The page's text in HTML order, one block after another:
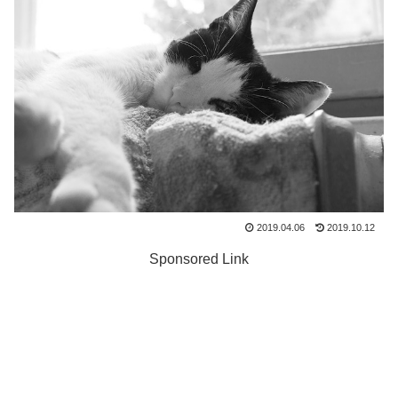
2019.04.06 2019.10.12
Sponsored Link